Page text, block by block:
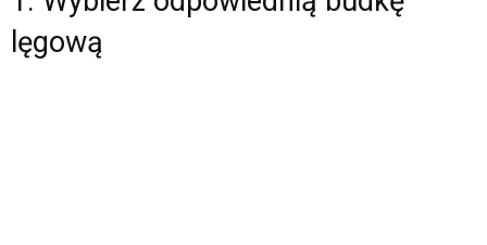
lęgową